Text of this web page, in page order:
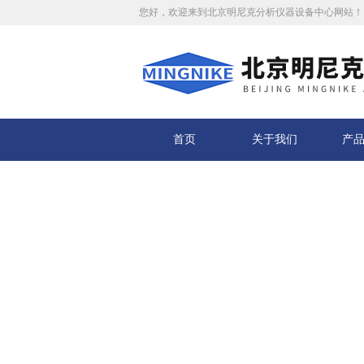
您好，欢迎来到北京明尼克分析仪器设备中心网站！
首页 关于我们 产